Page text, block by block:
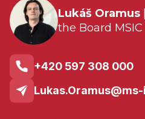
Lukáš Oramus
the Board MSIC
+420 597 308 000